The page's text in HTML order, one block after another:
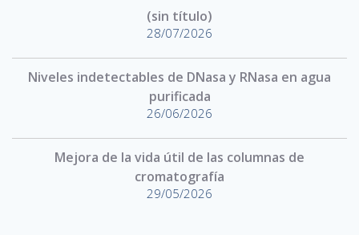
(sin título)
28/07/2026
Niveles indetectables de DNasa y RNasa en agua
purificada
26/06/2026
Mejora de la vida útil de las columnas de
cromatografía
29/05/2026